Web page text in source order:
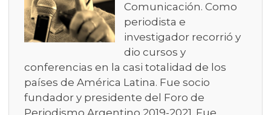
Comunicación. Como
periodista e
investigador recorrió y
dio cursos y
conferencias en la casi totalidad de los
países de América Latina. Fue socio
fundador y presidente del Foro de
Periodismo Argentino 2019-2021. Fue